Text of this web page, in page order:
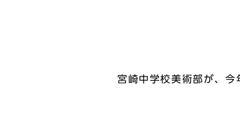
宮崎中学校美術部が、今